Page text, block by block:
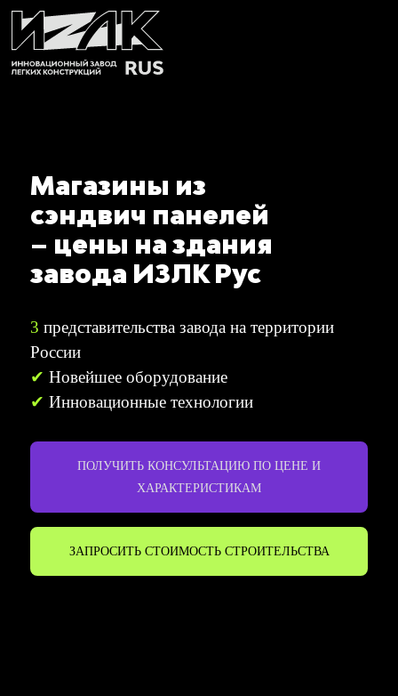
Магазины из
сэндвич панелей
– цены на здания
завода ИЗЛК Рус
3 представительства завода на территории
России
✔ Новейшее оборудование
✔ Инновационные технологии
ПОЛУЧИТЬ КОНСУЛЬТАЦИЮ ПО ЦЕНЕ И
ХАРАКТЕРИСТИКАМ
ЗАПРОСИТЬ СТОИМОСТЬ СТРОИТЕЛЬСТВА